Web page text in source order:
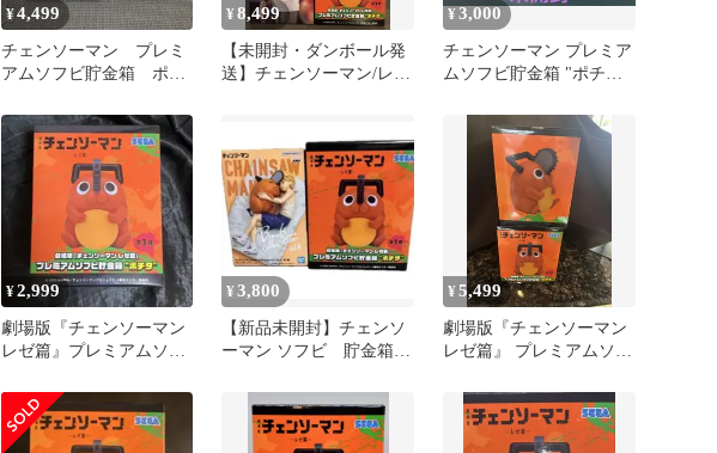
¥4,499
チェンソーマン プレミ
アムソフビ貯金箱 ポチ
ョン
¥8,499
【未開封・ダンボール発
送】チェンソーマン/レ
¥3,000
チェンソーマン プレミア
ムソフビ貯金箱 "ポチタ"
¥2,999
劇場版『チェンソーマン
レゼ篇』プレミアムソフ
¥ 3,800
【新品未開封】チェンソ
ーマン ソフビ 貯金箱
¥5,499
劇場版『チェンソーマン
レゼ篇』 プレミアムソフ
ット